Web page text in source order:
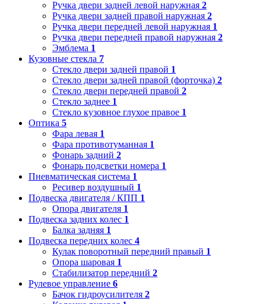
Ручка двери задней левой наружная 2
Ручка двери задней правой наружная 2
Ручка двери передней левой наружная 1
Ручка двери передней правой наружная 2
Эмблема 1
Кузовные стекла 7
Стекло двери задней правой 1
Стекло двери задней правой (форточка) 2
Стекло двери передней правой 2
Стекло заднее 1
Стекло кузовное глухое правое 1
Оптика 5
Фара левая 1
Фара противотуманная 1
Фонарь задний 2
Фонарь подсветки номера 1
Пневматическая система 1
Ресивер воздушный 1
Подвеска двигателя / КПП 1
Опора двигателя 1
Подвеска задних колес 1
Балка задняя 1
Подвеска передних колес 4
Кулак поворотный передний правый 1
Опора шаровая 1
Стабилизатор передний 2
Рулевое управление 6
Бачок гидроусилителя 2